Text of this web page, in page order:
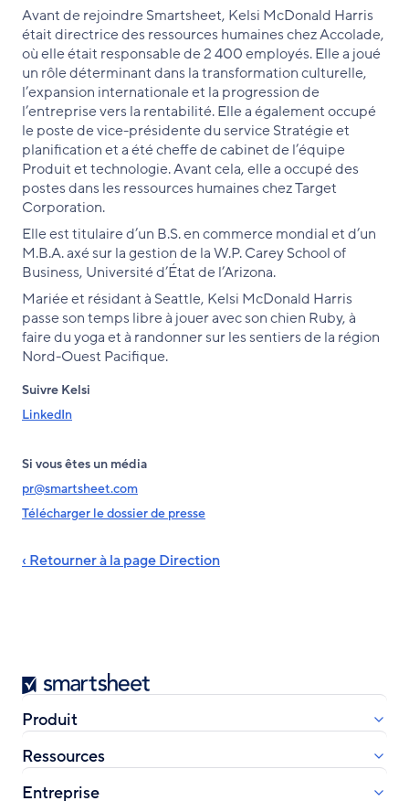
Avant de rejoindre Smartsheet, Kelsi McDonald Harris
était directrice des ressources humaines chez Accolade,
où elle était responsable de 2 400 employés. Elle a joué
un rôle déterminant dans la transformation culturelle,
l’expansion internationale et la progression de
l’entreprise vers la rentabilité. Elle a également occupé
le poste de vice-présidente du service Stratégie et
planification et a été cheffe de cabinet de l’équipe
Produit et technologie. Avant cela, elle a occupé des
postes dans les ressources humaines chez Target
Corporation.
Elle est titulaire d’un B.S. en commerce mondial et d’un
M.B.A. axé sur la gestion de la W.P. Carey School of
Business, Université d’État de l’Arizona.
Mariée et résidant à Seattle, Kelsi McDonald Harris
passe son temps libre à jouer avec son chien Ruby, à
faire du yoga et à randonner sur les sentiers de la région
Nord-Ouest Pacifique.
Suivre Kelsi
LinkedIn
Si vous êtes un média
pr@smartsheet.com
Télécharger le dossier de presse
‹ Retourner à la page Direction
Smartsheet
Produit
Ressources
Entreprise